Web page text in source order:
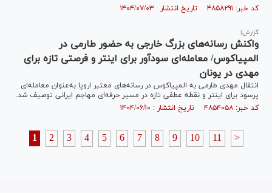
کد خبر: ۴۸۵۸۲۹۱ تاریخ انتشار : ۱۴۰۴/۰۷/۰۳
گزارش|
واکنش رسانه‌های بزرگ خارجی به حضور طارمی در
المپیاکوس/ معامله‌ای سودآور برای اینتر و فرصتی تازه برای
مهدی در یونان
انتقال مهدی طارمی به المپیاکوس در رسانه‌های معتبر اروپا به‌عنوان معامله‌ای
پرسود برای اینتر و نقطه عطفی تازه در مسیر حرفه‌ای مهاجم ایرانی توصیف شد.
کد خبر: ۴۸۵۴۰۵۸ تاریخ انتشار : ۱۴۰۴/۰۶/۱۰
1 2 3 4 5 6 7 8 9 10 11 >